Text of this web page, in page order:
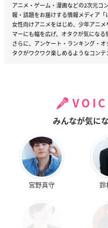
アニメ・ゲーム・漫画などの2次元コ
報・話題をお届けする情報メディア「
女性向けアニメをはじめ、少年アニ
マーにも幅を広げ、オタクが気になる
さらに、アンケート・ランキング・
タクがワクワク楽しめるようなコンテ
みんなが気に
宮野真守 鈴